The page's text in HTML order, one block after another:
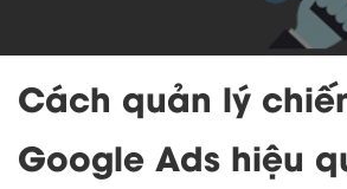
Cách quản lý
Google Ads hiệu